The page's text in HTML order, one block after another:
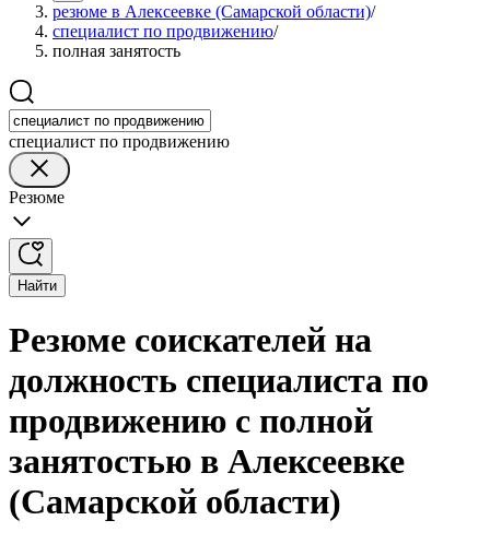
резюме в Алексеевке (Самарской области)/
специалист по продвижению/
полная занятость
специалист по продвижению
Резюме
Найти
Резюме соискателей на
должность специалиста по
продвижению с полной
занятостью в Алексеевке
(Самарской области)